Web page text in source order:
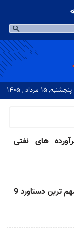
۱۵ مرداد , ۱۴۰۵
های نفتی
کنش یادآوری و هوشیاری مهم ترین دستاورد 9